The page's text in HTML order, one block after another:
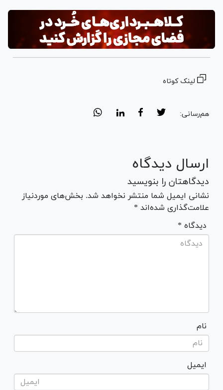
لینک کوتاه
هم‌رسانی:
ارسال دیدگاه
دیدگاهتان را بنویسید
نشانی ایمیل شما منتشر نخواهد شد. بخش‌های موردنیاز
علامت‌گذاری شده‌اند *
* دیدگاه
نام
ایمیل